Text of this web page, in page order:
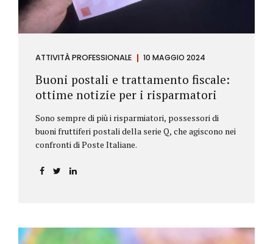
ATTIVITÀ PROFESSIONALE 10 MAGGIO 2024
Buoni postali e trattamento fiscale:
ottime notizie per i risparmatori
Sono sempre di più i risparmiatori, possessori di
buoni fruttiferi postali della serie Q, che agiscono nei
confronti di Poste Italiane.